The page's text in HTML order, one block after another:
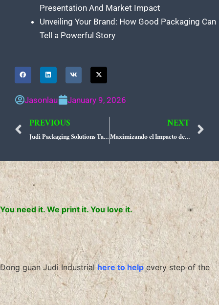
Presentation And Market Impact
Unveiling Your Brand: How Good Packaging Can
Tell a Powerful Story
Jasonlau January 9, 2026
Prev
PREVIOUS
Judi Packaging Solutions Tailored Product Range Customization for Buyer Success
NEXT
Maximizando el Impacto de su Marca Opciones Innovadoras de Asas para Bolsas Personalizadas
You need it. We print it. You love it.
Dong guan Judi Industrialhere to help every step of the